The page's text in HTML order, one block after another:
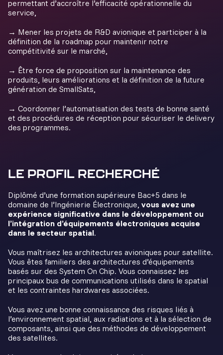
permettant d’accroître l’efficacité opérationnelle du
service,
→ Mener les projets de R&D avionique et participer à la
définition de la roadmap pour maintenir notre
compétitivité sur le marché,
→ Être force de proposition sur la maintenance des
produits, leurs améliorations et la définition de la future
génération de SmallSats,
→ Coordonner l’automatisation des tests de bonne santé
et des procédures de réception pour sécuriser le delivery
des programmes.
LE PROFIL RECHERCHÉ
Diplômé d’une formation supérieure Bac+5 dans le
domaine de l’Ingénierie Électronique, vous avez une
expérience significative dans le développement ou
l’intégration d’équipements électroniques acquise
dans le secteur spatial.
Vous maîtrisez les architectures avioniques pour satellite.
Vous êtes familiers des architectures d’équipements
basés sur des System On Chip. Vous connaissez les
principaux bus de communications utilisés dans le spatial
et les contraintes hardwares associées.
Vous avez une bonne connaissance des risques liés à
l’environnement spatial, aux radiations et à la sélection de
composants, ainsi que des méthodes de développement
des satellites.